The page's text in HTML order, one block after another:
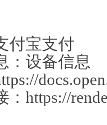
付宝支付
：设备信息
：https://